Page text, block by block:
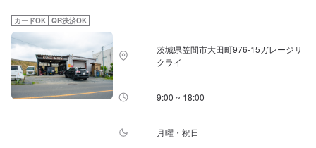
す。予めご了承ください。-----代車について-----代車をご用意しています。お
車の作業中は代車をご利用ください。※代車の燃料代はお客様にご負担いただ
いております。-----ご来店時の注意、受付方法-----入庫の際はお気をつけてお
越しください。駐車スペースは事務所前の空いているスペースに駐車してく
ださい。受付はスタッフへ「メンテモで予約しました」とお伝えください。
ご案内いたします。【定休日・営業時間】定休日：年中無休（大型連休のみ
休み）営業時間：9:00~18:00
カードOK QR決済OK
茨城県笠間市大田町976‐15ガレージサ
クライ
9:00 ~ 18:00
月曜・祝日